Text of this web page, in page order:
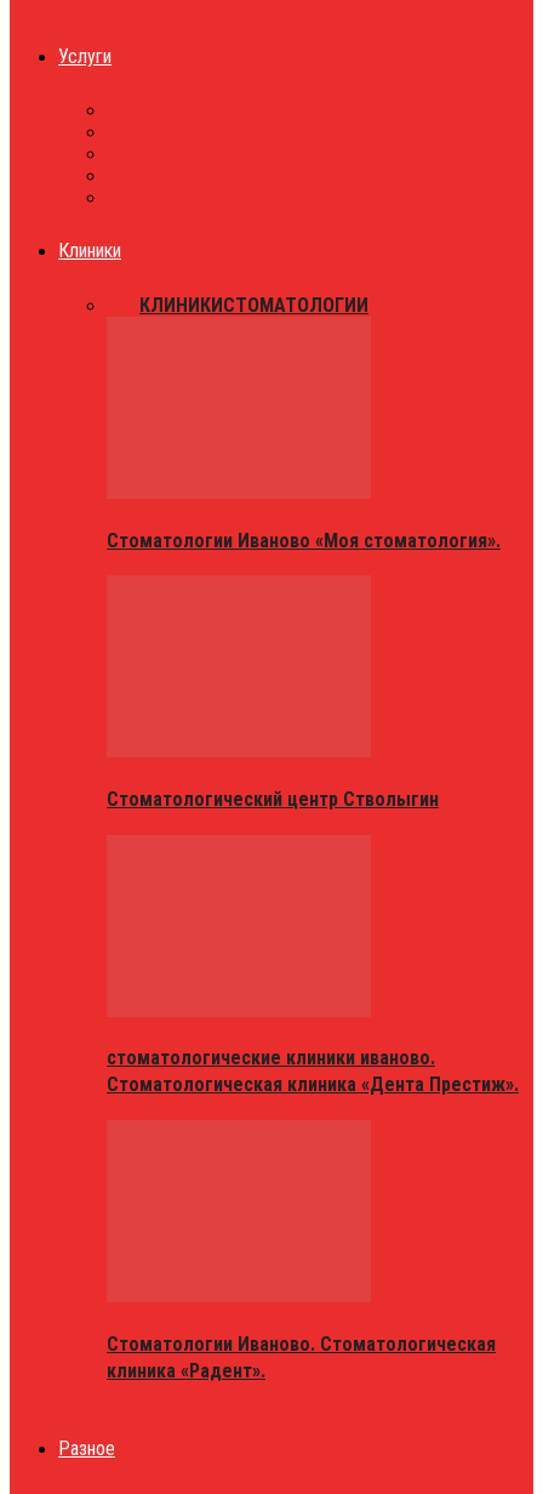
Услуги
Клиники
КЛИНИКИСТОМАТОЛОГИИ
Стоматологии Иваново «Моя стоматология».
Стоматологический центр Стволыгин
стоматологические клиники иваново.
Стоматологическая клиника «Дента Престиж».
Стоматологии Иваново. Стоматологическая
клиника «Радент».
Разное